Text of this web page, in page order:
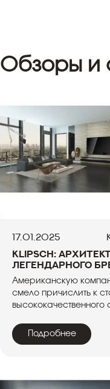
Обзоры и
17.01.2025
Klipsch:
легендарного
Американскую
смело причислить к
высококачественного
Подробнее